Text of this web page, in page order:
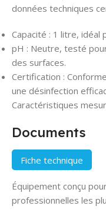
données techniques
Capacité : 1 litre, idéal
pH : Neutre, testé
des surfaces.
Certification :
une désinfection
Caractéristiques
Documents
Fiche technique
Équipement conçu
professionnelles les